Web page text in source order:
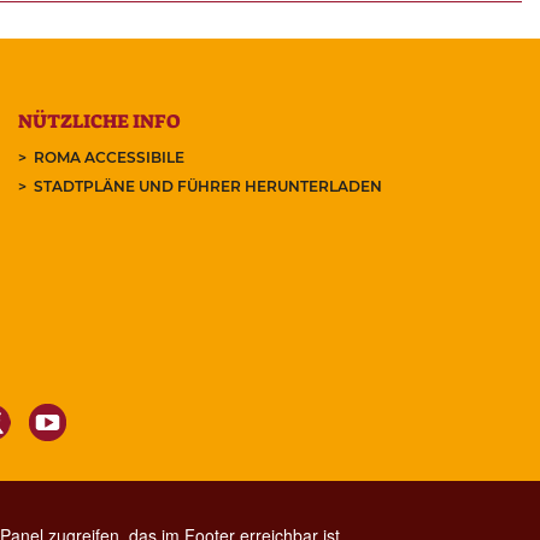
NÜTZLICHE INFO
ROMA ACCESSIBILE
STADTPLÄNE UND FÜHRER HERUNTERLADEN
zugreifen, das im Footer erreichbar ist.